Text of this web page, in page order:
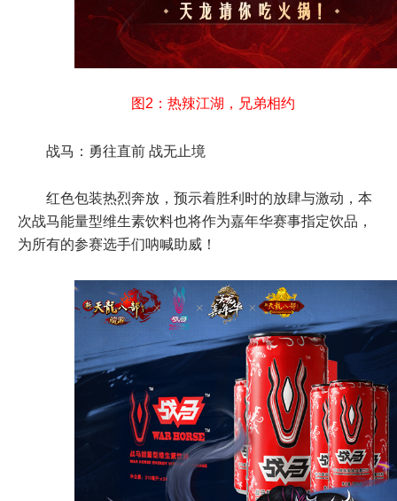
图2：热辣江湖，兄弟相约
战马：勇往直前 战无止境
红色包装热烈奔放，预示着胜利时的放肆与激动，本
次战马能量型维生素饮料也将作为嘉年华赛事指定饮品，
为所有的参赛选手们呐喊助威！